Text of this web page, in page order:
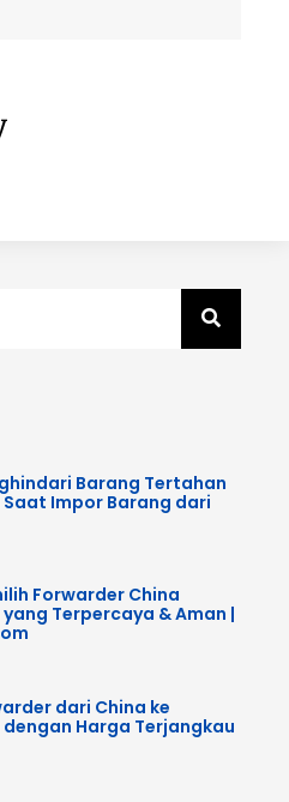
Barang Tertahan
Saat Impor Barang dari
Forwarder China
Terpercaya & Aman |
dari China ke
Harga Terjangkau